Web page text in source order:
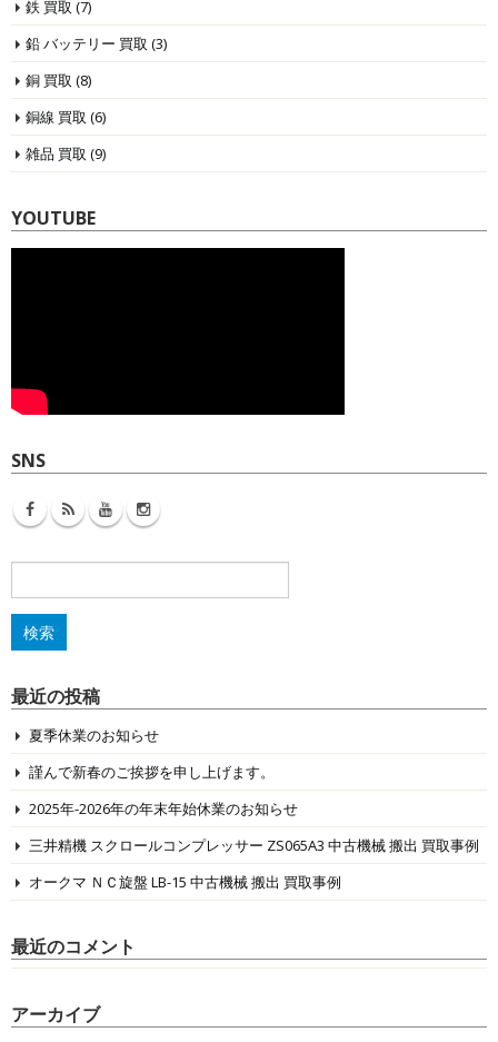
鉄 買取 (7)
鉛 バッテリー 買取 (3)
銅 買取 (8)
銅線 買取 (6)
雑品 買取 (9)
YOUTUBE
SNS
索:
最近の投稿
夏季休業のお知らせ
謹んで新春のご挨拶を申し上げます。
2025年-2026年の年末年始休業のお知らせ
三井精機 スクロールコンプレッサー ZS065A3 中古機械 搬出 買取事例
オークマ ＮＣ旋盤 LB-15 中古機械 搬出 買取事例
最近のコメント
アーカイブ